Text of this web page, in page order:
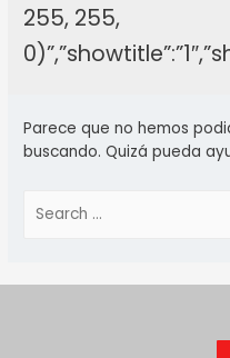
255, 255,
Parece que no hemos
buscando. Quizá pueda